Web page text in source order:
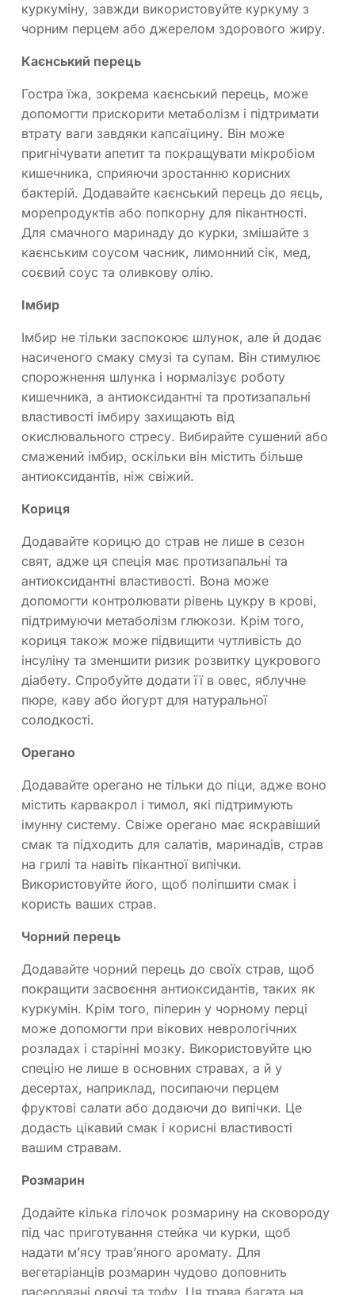
куркуміну, завжди використовуйте куркуму з
чорним перцем або джерелом здорового жиру.
Каєнський перець
Гостра їжа, зокрема каєнський перець, може
допомогти прискорити метаболізм і підтримати
втрату ваги завдяки капсаїцину. Він може
пригнічувати апетит та покращувати мікробіом
кишечника, сприяючи зростанню корисних
бактерій. Додавайте каєнський перець до яєць,
морепродуктів або попкорну для пікантності.
Для смачного маринаду до курки, змішайте з
каєнським соусом часник, лимонний сік, мед,
соєвий соус та оливкову олію.
Імбир
Імбир не тільки заспокоює шлунок, але й додає
насиченого смаку смузі та супам. Він стимулює
спорожнення шлунка і нормалізує роботу
кишечника, а антиоксидантні та протизапальні
властивості імбиру захищають від
окислювального стресу. Вибирайте сушений або
смажений імбир, оскільки він містить більше
антиоксидантів, ніж свіжий.
Кориця
Додавайте корицю до страв не лише в сезон
свят, адже ця спеція має протизапальні та
антиоксидантні властивості. Вона може
допомогти контролювати рівень цукру в крові,
підтримуючи метаболізм глюкози. Крім того,
кориця також може підвищити чутливість до
інсуліну та зменшити ризик розвитку цукрового
діабету. Спробуйте додати її в овес, яблучне
пюре, каву або йогурт для натуральної
солодкості.
Орегано
Додавайте орегано не тільки до піци, адже воно
містить карвакрол і тимол, які підтримують
імунну систему. Свіже орегано має яскравіший
смак та підходить для салатів, маринадів, страв
на грилі та навіть пікантної випічки.
Використовуйте його, щоб поліпшити смак і
користь ваших страв.
Чорний перець
Додавайте чорний перець до своїх страв, щоб
покращити засвоєння антиоксидантів, таких як
куркумін. Крім того, піперин у чорному перці
може допомогти при вікових неврологічних
розладах і старінні мозку. Використовуйте цю
спецію не лише в основних стравах, а й у
десертах, наприклад, посипаючи перцем
фруктові салати або додаючи до випічки. Це
додасть цікавий смак і корисні властивості
вашим стравам.
Розмарин
Додайте кілька гілочок розмарину на сковороду
під час приготування стейка чи курки, щоб
надати м’ясу трав’яного аромату. Для
вегетаріанців розмарин чудово доповнить